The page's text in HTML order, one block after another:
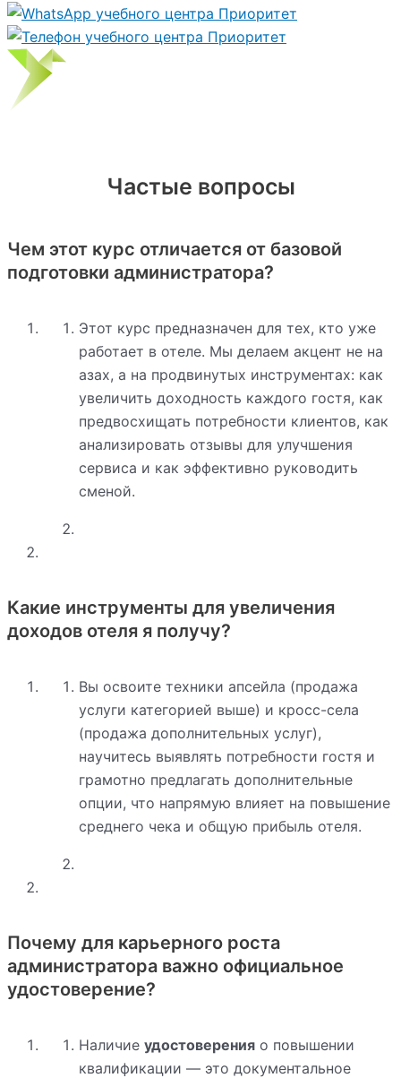
Частые вопросы
Чем этот курс отличается от базовой
подготовки администратора?
Этот курс предназначен для тех, кто уже
работает в отеле. Мы делаем акцент не на
азах, а на продвинутых инструментах: как
увеличить доходность каждого гостя, как
предвосхищать потребности клиентов, как
анализировать отзывы для улучшения
сервиса и как эффективно руководить
сменой.
Какие инструменты для увеличения
доходов отеля я получу?
Вы освоите техники апсейла (продажа
услуги категорией выше) и кросс-села
(продажа дополнительных услуг),
научитесь выявлять потребности гостя и
грамотно предлагать дополнительные
опции, что напрямую влияет на повышение
среднего чека и общую прибыль отеля.
Почему для карьерного роста
администратора важно официальное
удостоверение?
Наличие удостоверения о повышении
квалификации — это документальное